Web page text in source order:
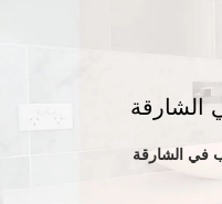
الشارقة
في الشارقة